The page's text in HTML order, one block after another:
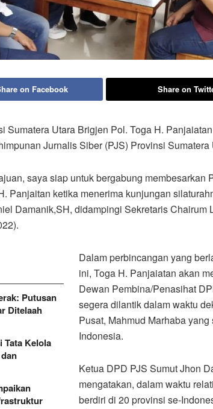
on Facebook Share on
Sumatera Utara Brigjen Pol. Toga H.
Jurnalis Siber (PJS) Provinsi Sumatera
saya siap untuk bergabung membesarkan
Panjaitan ketika menerima kunjungan
Damanik,SH, didampingi Sekretaris Chairum
Putusan
Ditelaah
Tata Kelola
Dalam perbincangan yang
ini, Toga H. Panjaiatan akan
Dewan Pembina/Penasihat
segera dilantik dalam waktu
Pusat, Mahmud Marhaba
Indonesia.
Ketua DPD PJS Sumut Jhon
mengatakan, dalam waktu
berdiri di 20 provinsi se-